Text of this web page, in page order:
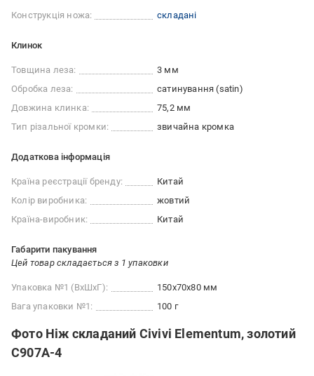
Конструкція ножа: складані
Клинок
Товщина леза:
3 мм
Обробка леза:
сатинування (satin)
Довжина клинка:
75,2 мм
Тип різальної кромки:
звичайна кромка
Додаткова інформація
Країна реєстрації бренду:
Китай
Колір виробника:
жовтий
Країна-виробник:
Китай
Габарити пакування
Цей товар складається з 1 упаковки
Упаковка №1 (ВхШхГ):
150x70x80 мм
Вага упаковки №1:
100 г
Фото Ніж складаний Civivi Elementum, золотий
C907A-4